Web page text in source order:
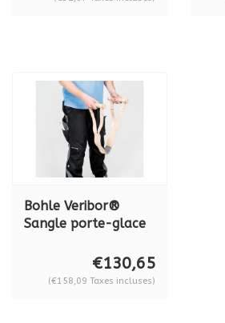
Bohle Veribor®
Sangle porte-glace
€130,65
(€158,09 Taxes incluses)